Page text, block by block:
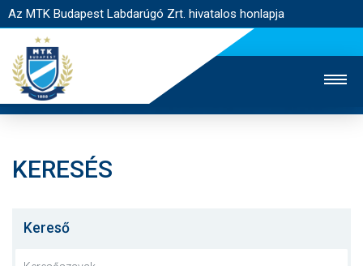
Az MTK Budapest Labdarúgó Zrt. hivatalos honlapja
JEGYÉRTÉKESÍTÉS
KERESÉS
Kereső